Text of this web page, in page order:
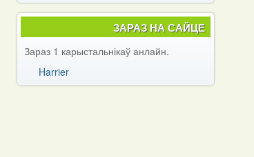
ЗАРАЗ НА САЙЦЕ
Зараз 1 карыстальнікаў анлайн.
Harrier